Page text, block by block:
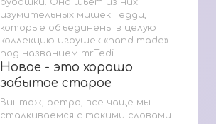
рубашки. Она шьет из них
изумительных мишек Тедди,
которые объединены в целую
коллекцию игрушек «hand made»
под названием mr.Tedi.
Новое - это хорошо
забытое старое
Новое - это хорошо
забытое старое
Винтаж, ретро, все чаще мы
сталкиваемся с такими словами